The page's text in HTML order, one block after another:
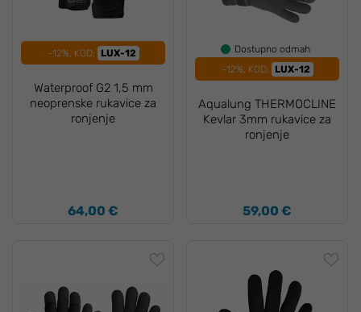
-12%, KOD: LUX-12
Waterproof G2 1,5 mm
neoprenske rukavice za
ronjenje
64,00 €
Dostupno odmah
-12%, KOD:
LUX-12
Aqualung THERMOCLINE
Kevlar 3mm rukavice za
ronjenje
59,00 €